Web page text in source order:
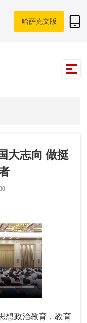
哈萨克文版
大志向 做挺
政治教育，教育